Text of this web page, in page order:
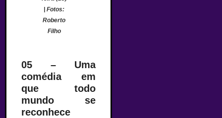
| Fotos:
Roberto
Filho
05 – Uma
comédia em
que todo
mundo se
reconhece